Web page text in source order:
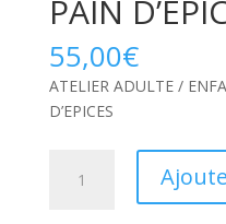
PAIN
55,00€
ATELIER ADULTE /
D’EPICES